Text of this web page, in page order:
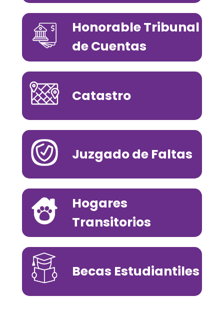
Honorable Tribunal
de Cuentas
Catastro
Juzgado de Faltas
Hogares
Transitorios
Becas Estudiantiles